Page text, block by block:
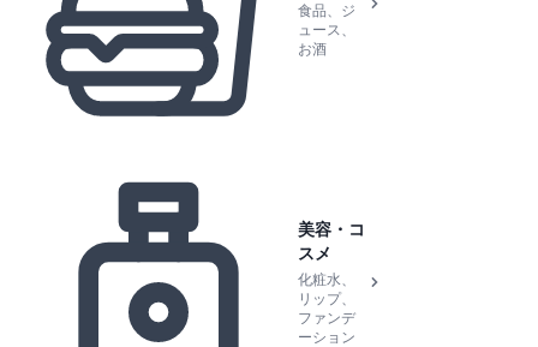
食品、ジ
ュース、
お酒
美容・コ
スメ
化粧水、
リップ、
ファンデ
ーション